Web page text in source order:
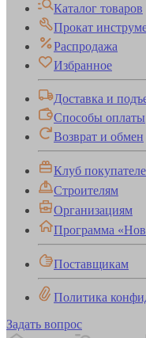
Каталог товаров
Прокат
Распродажа
Избранное
Доставка и
Способы оплаты
Возврат и обмен
Клуб
Строителям
Организациям
Программа
Поставщикам
Политика
Задать вопрос